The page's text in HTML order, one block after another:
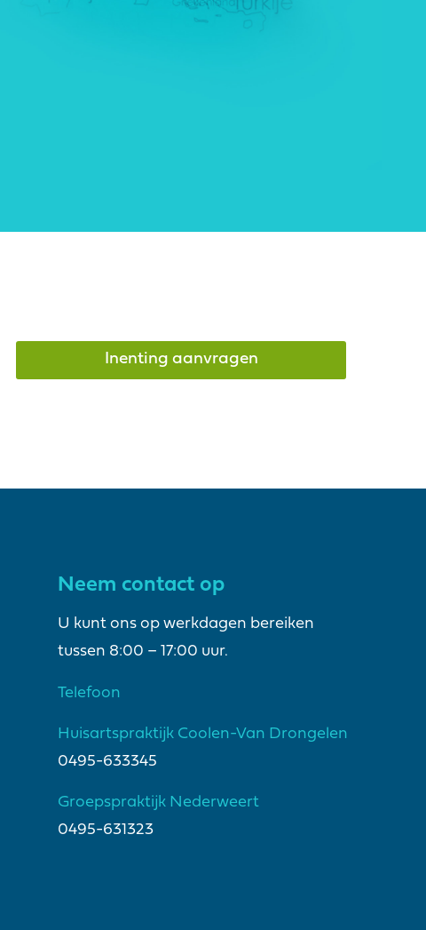
Inenting aanvragen
Neem contact op
U kunt ons op werkdagen bereiken
tussen 8:00 – 17:00 uur.
Telefoon
Huisartspraktijk Coolen-Van Drongelen
0495-633345
Groepspraktijk Nederweert
0495-631323